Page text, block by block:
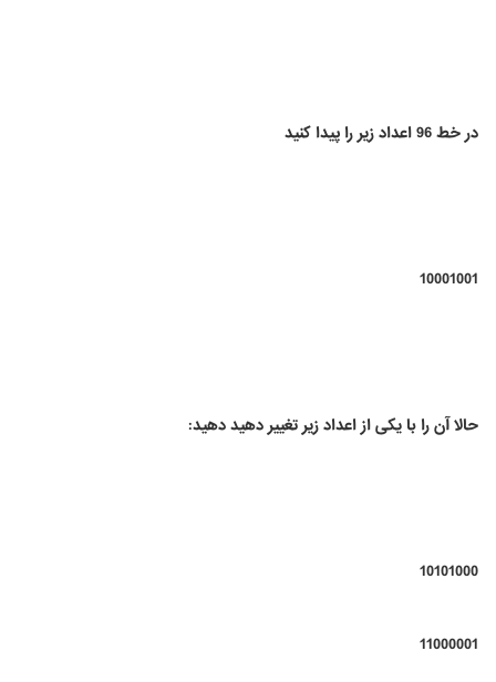
در خط 96 اعداد زیر را پیدا کنید
10001001
حالا آن را با یکی از اعداد زیر تغییر دهید دهید:
10101000
11000001